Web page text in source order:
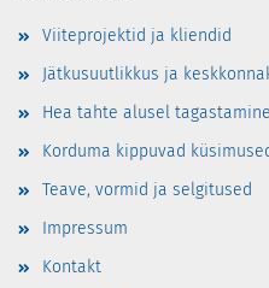
Viiteprojektid ja kliendid
Jätkusuutlikkus ja
Hea tahte alusel
Korduma kippuvad
Teave, vormid ja selgitused
Impressum
Kontakt